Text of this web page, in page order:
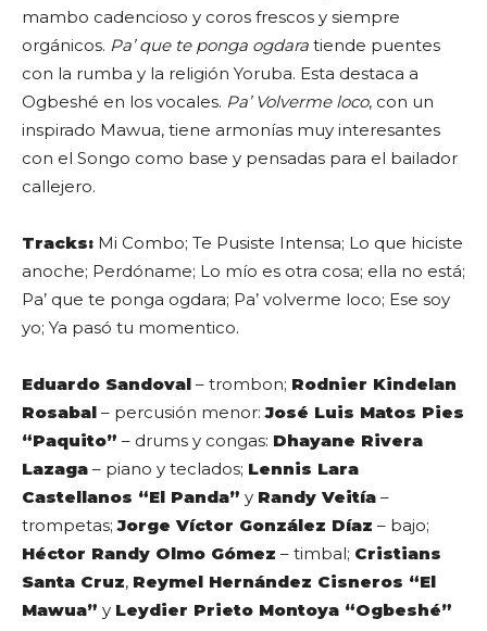
mambo cadencioso y coros frescos y siempre
orgánicos. Pa’ que te ponga ogdara tiende puentes
con la rumba y la religión Yoruba. Esta destaca a
Ogbeshé en los vocales. Pa’ Volverme loco, con un
inspirado Mawua, tiene armonías muy interesantes
con el Songo como base y pensadas para el bailador
callejero.
Tracks: Mi Combo; Te Pusiste Intensa; Lo que hiciste
anoche; Perdóname; Lo mío es otra cosa; ella no está;
Pa’ que te ponga ogdara; Pa’ volverme loco; Ese soy
yo; Ya pasó tu momentico.
Eduardo Sandoval – trombon; Rodnier Kindelan
Rosabal – percusión menor:José Luis Matos Pies
“Paquito” – drums y congas: Dhayane Rivera
Lazaga – piano y teclados; Lennis Lara
Castellanos “El Panda” y Randy Veitía –
trompetas;Jorge Víctor González Díaz – bajo;
Héctor Randy Olmo Gómez – timbal; Cristians
Santa Cruz, Reymel Hernández Cisneros “El
Mawua” y Leydier Prieto Montoya “Ogbeshé”